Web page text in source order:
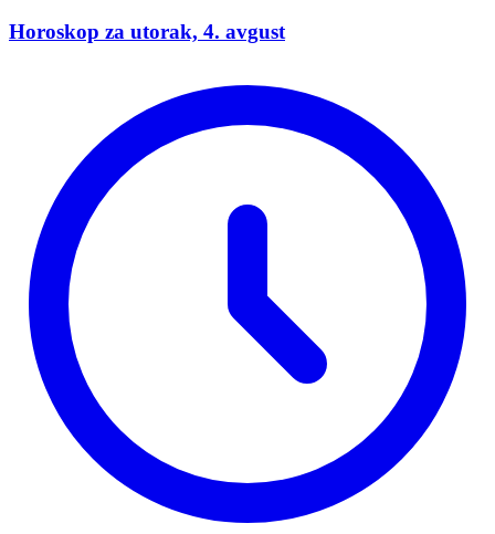
Horoskop za utorak, 4. avgust